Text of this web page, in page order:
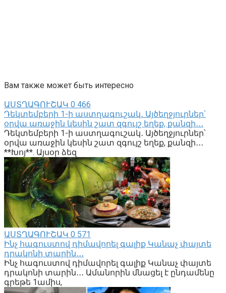
Вам также может быть интересно
ԱՍՏՂԱԳՈՒՇԱԿ 0 466
Դեկտեմբերի 1-ի աստղագուշակ․ Այծեղջյուրներ՝
օրվա առաջին կեսին շատ զգույշ եղեք, քանզի․․․
Դեկտեմբերի 1-ի աստղագուշակ․ Այծեղջյուրներ՝
օրվա առաջին կեսին շատ զգույշ եղեք, քանզի․․․
**Խոյ**. Այսօր ձեզ
ԱՍՏՂԱԳՈՒՇԱԿ 0 571
Ինչ հագուստով դիմավորել գալիք Կանաչ փայտե
դրակոնի տարին․․․
Ինչ հագուստով դիմավորել գալիք Կանաչ փայտե
դրակոնի տարին․․․ Ամանորին մնացել է ընդամենը
գրեթե 1ամիս,